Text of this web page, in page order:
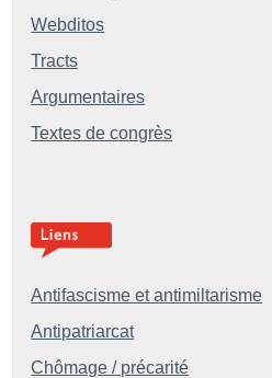
Webditos
Tracts
Argumentaires
Textes de congrès
Antifascisme et antimiltarisme
Antipatriarcat
Chômage / précarité